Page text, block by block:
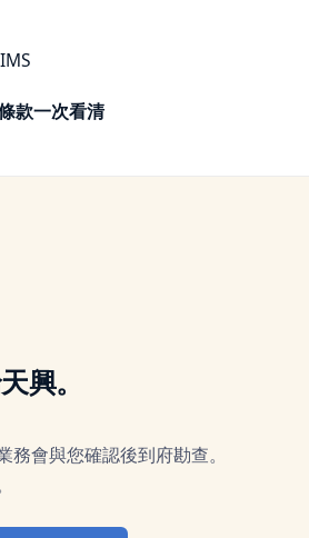
款一次看清
興。
務會與您確認後到府勘查。